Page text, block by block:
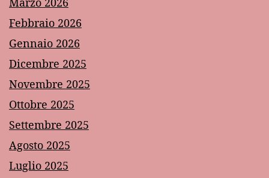
Febbraio 2026
Gennaio 2026
Dicembre 2025
Novembre 2025
Ottobre 2025
Settembre 2025
Agosto 2025
Luglio 2025